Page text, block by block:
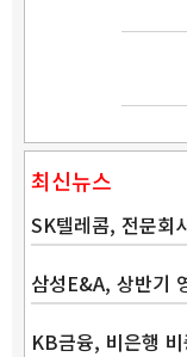
최신뉴스
SK텔레콤, 전문회
삼성E&A, 상반기
KB금융, 비은행